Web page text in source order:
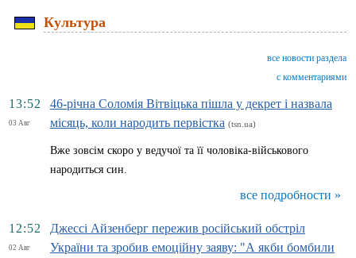
Культура
все новости раздела
с комментариями
13:52
03 Авг
46-річна Соломія Вітвіцька пішла у декрет і назвала
місяць, коли народить первістка (tsn.ua)
Вже зовсім скоро у ведучої та її чоловіка-військового
народиться син.
все подробности »
12:52
02 Авг
Джессі Айзенберг пережив російський обстріл
України та зробив емоційну заяву: "А якби бомбили